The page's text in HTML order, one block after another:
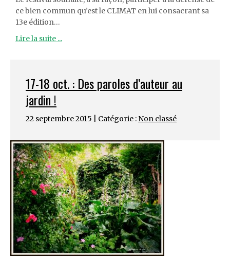
ce bien commun qu’est le CLIMAT en lui consacrant sa
13e édition…
Lire la suite ...
17-18 oct. : Des paroles d’auteur au
jardin !
22 septembre 2015 | Catégorie : Non classé